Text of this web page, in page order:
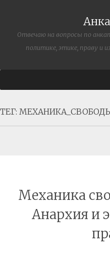
Отвечаю на вопросы по
политике, этике, праву и
ТЕГ:
Механика
Анархия и